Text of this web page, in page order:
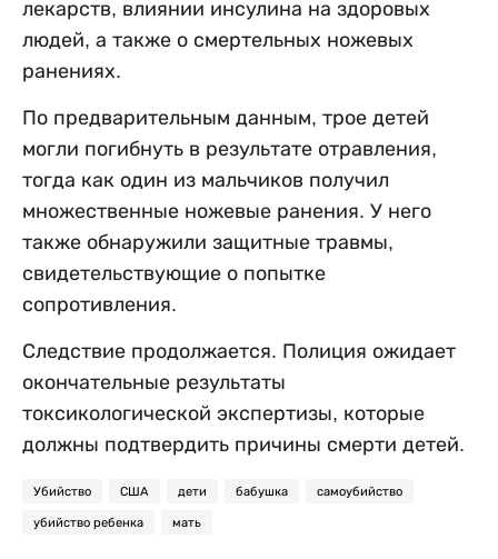
лекарств, влиянии инсулина на здоровых
людей, а также о смертельных ножевых
ранениях.
По предварительным данным, трое детей
могли погибнуть в результате отравления,
тогда как один из мальчиков получил
множественные ножевые ранения. У него
также обнаружили защитные травмы,
свидетельствующие о попытке
сопротивления.
Следствие продолжается. Полиция ожидает
окончательные результаты
токсикологической экспертизы, которые
должны подтвердить причины смерти детей.
Убийство США дети бабушка самоубийство
убийство ребенка мать